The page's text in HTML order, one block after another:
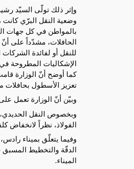
وإثر ذلك تولّى السيّد
وضعية النقل البرّي كانت
بالمواطن في كل جهات
الحافلات، مشدّداً على أنّ
للنقل أو لفائدة
الإشكاليات المطروحة
كما أوضح أنّ الوزارة
تعزيز الأسطول
وبيّن أنّ الوزارة تعمل على
وبخصوص النقل
الفولاذ، نظراً لانخفاض
وفيما يتعلّق بميناء
الدقّة والتخطيط المسبق
الميناء.